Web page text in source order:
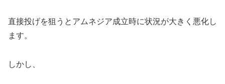
直接投げを狙うとアムネジア成立時に状況が大きく悪化し
ます。
しかし、